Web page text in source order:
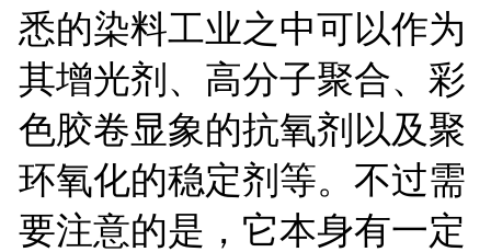
悉的染料工业之中可以作为
其增光剂、高分子聚合、彩
色胶卷显象的抗氧剂以及聚
环氧化的稳定剂等。不过需
要注意的是，它本身有一定